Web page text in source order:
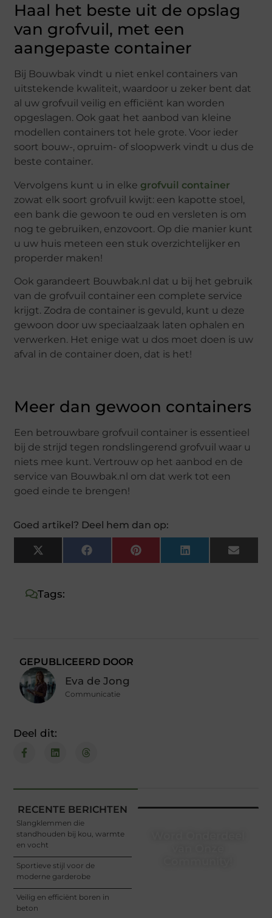
Haal het beste uit de opslag
van grofvuil, met een
aangepaste container
Bij Bouwbak vindt u niet enkel containers van
uitstekende kwaliteit, waardoor u zeker bent dat
al uw grofvuil veilig en efficiënt kan worden
opgeslagen. Ook gaat het aanbod van kleine
modellen containers tot hele grote. Voor ieder
soort bouw-, opruim- of sloopwerk vindt u dus de
beste container.
Vervolgens kunt u in elke grofvuil container
zowat elk soort grofvuil kwijt: een kapotte stoel,
een bank die gewoon te oud en versleten is om
nog te gebruiken, enzovoort. Op die manier kunt
u uw huis meteen een stuk overzichtelijker en
properder maken!
Ook garandeert Bouwbak.nl dat u bij het gebruik
van de grofvuil container een complete service
krijgt. Zodra de container is gevuld, kunt u deze
gewoon door uw speciaalzaak laten ophalen en
verwerken. Het enige wat u dos moet doen is uw
afval in de container doen, dat is het!
Meer dan gewoon containers
Een betrouwbare grofvuil container is essentieel
bij de strijd tegen rondslingerend grofvuil waar u
niets mee kunt. Vertrouw op het aanbod en de
service van Bouwbak.nl om dat werk tot een
goed einde te brengen!
Goed artikel? Deel hem dan op:
X
(Twitter)
FacebookPinterestLinkedInEmail
Tags:
GEPUBLICEERD DOOR
Eva de Jong
Communicatie
Deel dit:
RECENTE BERICHTEN
Slangklemmen die
standhouden bij kou, warmte
en vocht
Sportieve stijl voor de
moderne garderobe
Veilig en efficiënt boren in
beton